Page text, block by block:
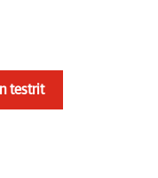
testrit